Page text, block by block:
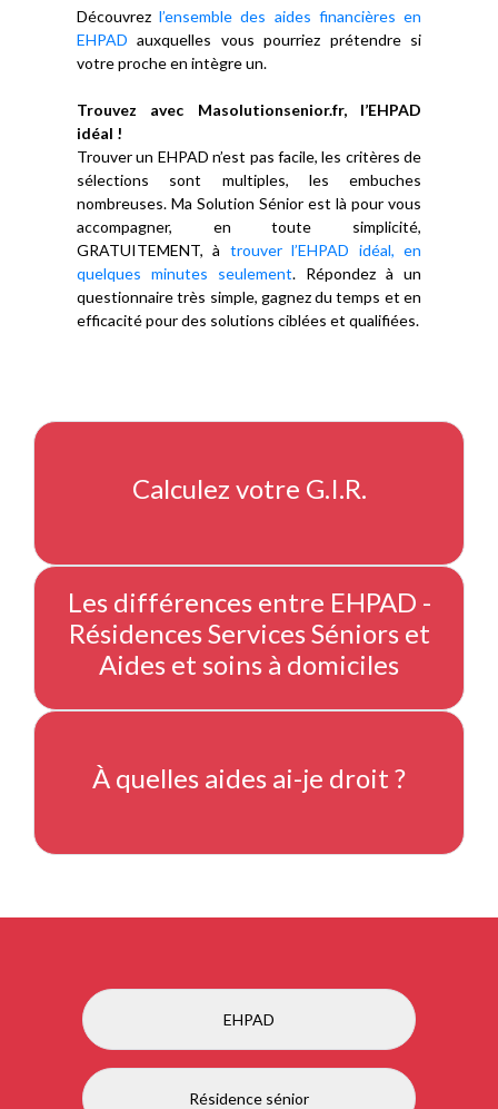
Découvrezl’ensemble des aides financières en
EHPADauxquelles vous pourriez prétendre si
votre proche en intègre un.
Trouvez avec Masolutionsenior.fr, l’EHPAD
idéal !
Trouver un EHPAD n’est pas facile, les critères de
sélections sont multiples, les embuches
nombreuses. Ma Solution Sénior est là pour vous
accompagner, en toute simplicité,
GRATUITEMENT, à trouver l’EHPAD idéal, en
quelques minutes seulement. Répondez à un
questionnaire très simple, gagnez du temps et en
efficacité pour des solutions ciblées et qualifiées.
Calculez votre G.I.R.
Les différences entre EHPAD -
Résidences Services Séniors et
Aides et soins à domiciles
À quelles aides ai-je droit ?
EHPAD
Résidence sénior